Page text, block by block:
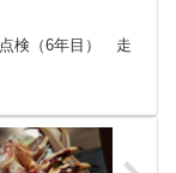
検（6年目） 走